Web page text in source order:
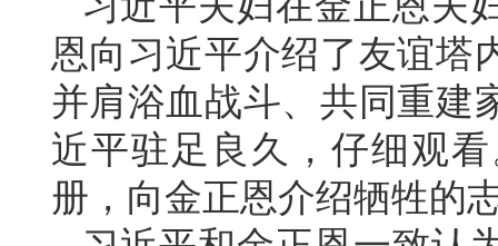
恩向习近平介绍了友谊塔
并肩浴血战斗、共同重建
近平驻足良久，仔细观
册，向金正恩介绍牺牲的